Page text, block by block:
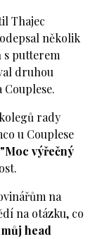
Thajec
několik
s putterem
druhou
Couplese.
rady
u Couplese
"Moc výřečný
na
na otázku, co
head